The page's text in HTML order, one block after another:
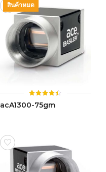
สินค้าหมด
ให้
คะแนน
acA1300-75gm